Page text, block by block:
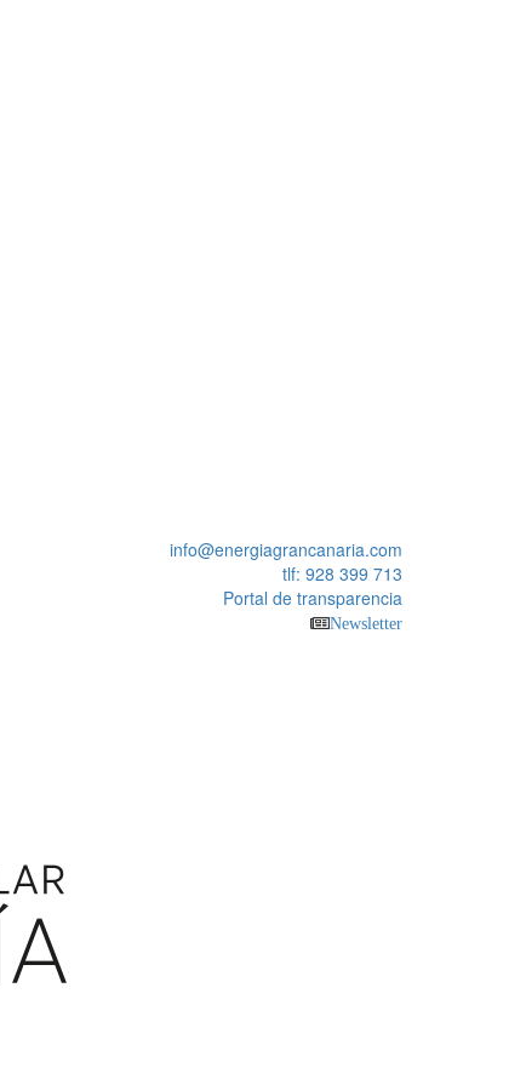
info@energiagrancanaria.com
tlf: 928 399 713
Portal de transparencia
Newsletter